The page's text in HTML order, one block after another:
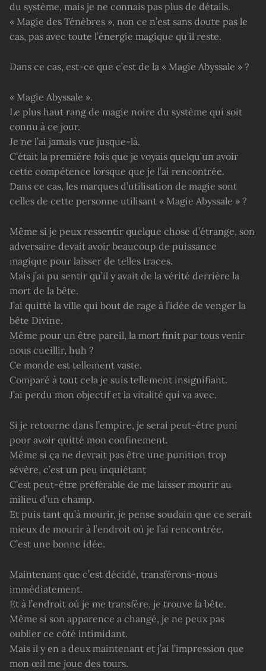
du système, mais je ne connais pas plus de détails.
« Magie des Ténèbres », non ce n’est sans doute pas le
cas, pas avec toute l’énergie magique qu’il reste.
Dans ce cas, est-ce que c’est de la « Magie Abyssale » ?
« Magie Abyssale ».
Le plus haut rang de magie noire du système qui soit
connu à ce jour.
Je ne l’ai jamais vue jusque-là.
C’était la première fois que je voyais quelqu’un avoir
cette compétence lorsque que je l’ai rencontrée.
Dans ce cas, les marques d’utilisation de magie sont
celles de cette personne utilisant « Magie Abyssale » ?
Même si je peux ressentir quelque chose d’étrange, son
adversaire devait avoir beaucoup de puissance
magique pour laisser de telles traces.
Mais j’ai pu sentir qu’il y avait de la vérité derrière la
mort de la bête.
J’ai quitté la ville qui bout de rage à l’idée de venger la
bête Divine.
Même pour un être pareil, la mort finit par tous venir
nous cueillir, huh ?
Ce monde est tellement vaste.
Comparé à tout cela je suis tellement insignifiant.
J’ai perdu mon objectif et la vitalité qui va avec.
Si je retourne dans l’empire, je serai peut-être puni
pour avoir quitté mon confinement.
Même si ça ne devrait pas être une punition trop
sévère, c’est un peu inquiétant
C’est peut-être préférable de me laisser mourir au
milieu d’un champ.
Et puis tant qu’à mourir, je pense soudain que ce serait
mieux de mourir à l’endroit où je l’ai rencontrée.
C’est une bonne idée.
Maintenant que c’est décidé, transférons-nous
immédiatement.
Et à l’endroit où je me transfère, je trouve la bête.
Même si son apparence a changé, je ne peux pas
oublier ce côté intimidant.
Mais il y en a deux maintenant et j’ai l’impression que
mon œil me joue des tours.